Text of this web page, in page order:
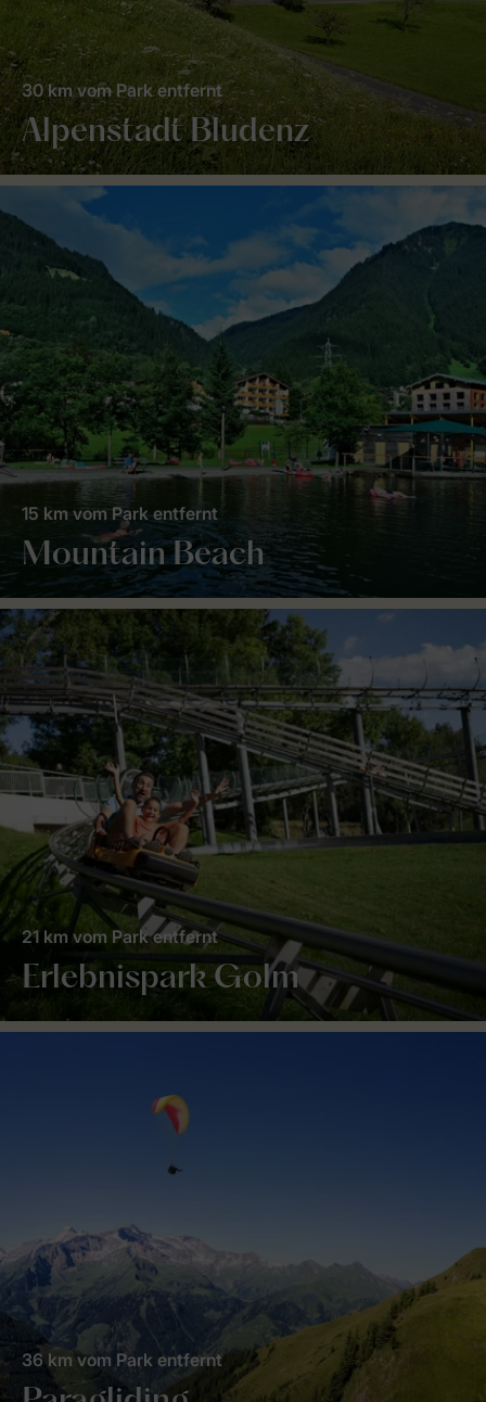
Alpenstadt Bludenz
30 km vom Park entfernt
Mountain Beach
15 km vom Park entfernt
Erlebnispark Golm
21 km vom Park entfernt
36 km vom Park entfernt